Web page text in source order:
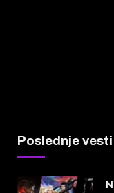
Poslednje vesti